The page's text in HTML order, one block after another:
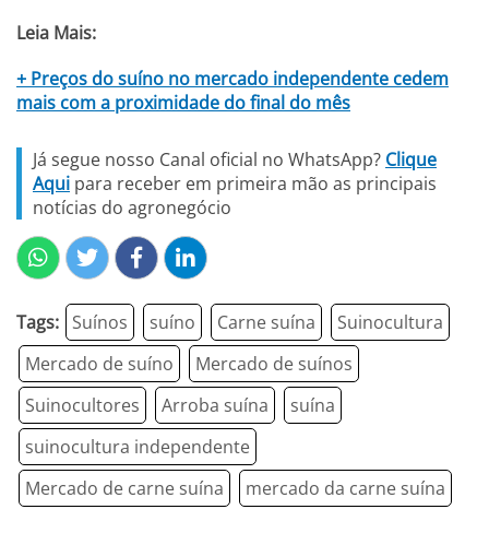
Leia Mais:
+ Preços do suíno no mercado independente cedem
mais com a proximidade do final do mês
Já segue nosso Canal oficial no WhatsApp? Clique
Aqui para receber em primeira mão as principais
notícias do agronegócio
Tags: Suínos suíno Carne suína
Suinocultura
Mercado de suíno
Mercado de suínos
Suinocultores
Arroba suína
suína
suinocultura independente
Mercado de carne suína
mercado da carne suína